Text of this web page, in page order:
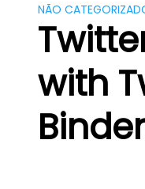
NÃO
with